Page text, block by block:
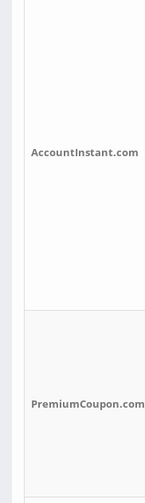
AccountInstant.com
PremiumCoupon.com